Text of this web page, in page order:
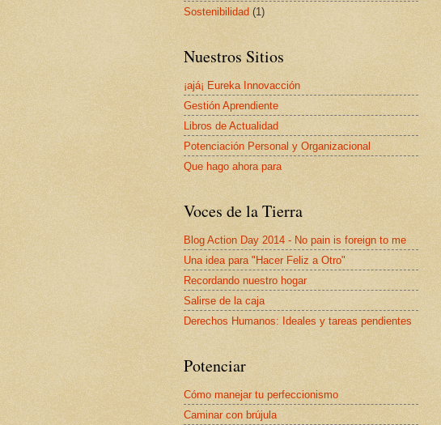
Sostenibilidad (1)
Nuestros Sitios
¡ajá¡ Eureka Innovacción
Gestión Aprendiente
Libros de Actualidad
Potenciación Personal y Organizacional
Que hago ahora para
Voces de la Tierra
Blog Action Day 2014 - No pain is foreign to me
Una idea para "Hacer Feliz a Otro"
Recordando nuestro hogar
Salirse de la caja
Derechos Humanos: Ideales y tareas pendientes
Potenciar
Cómo manejar tu perfeccionismo
Caminar con brújula